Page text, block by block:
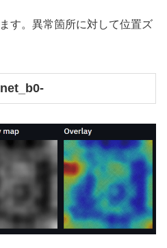
す。異常箇所に対して位置ズ